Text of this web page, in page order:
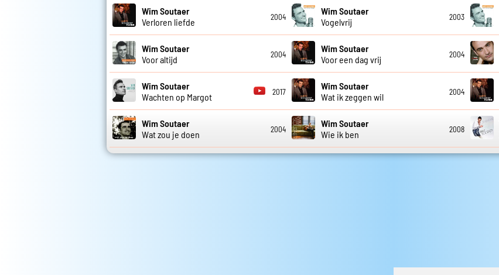
Wim Soutaer
Verloren liefde
2004
Wim Soutaer
Vogelvrij
2003
Wim Soutaer
Voor altijd
2004
Wim Soutaer
Voor een dag vrij
2004
Wim Soutaer
Wachten op Margot
2017
Wim Soutaer
Wat ik zeggen wil
2004
Wim Soutaer
Wat zou je doen
2004
Wim Soutaer
Wie ik ben
2008